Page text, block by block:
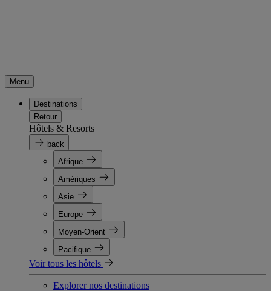
Menu
Destinations
Retour
Hôtels & Resorts
back
Afrique
Amériques
Asie
Europe
Moyen-Orient
Pacifique
Voir tous les hôtels
Explorer nos destinations